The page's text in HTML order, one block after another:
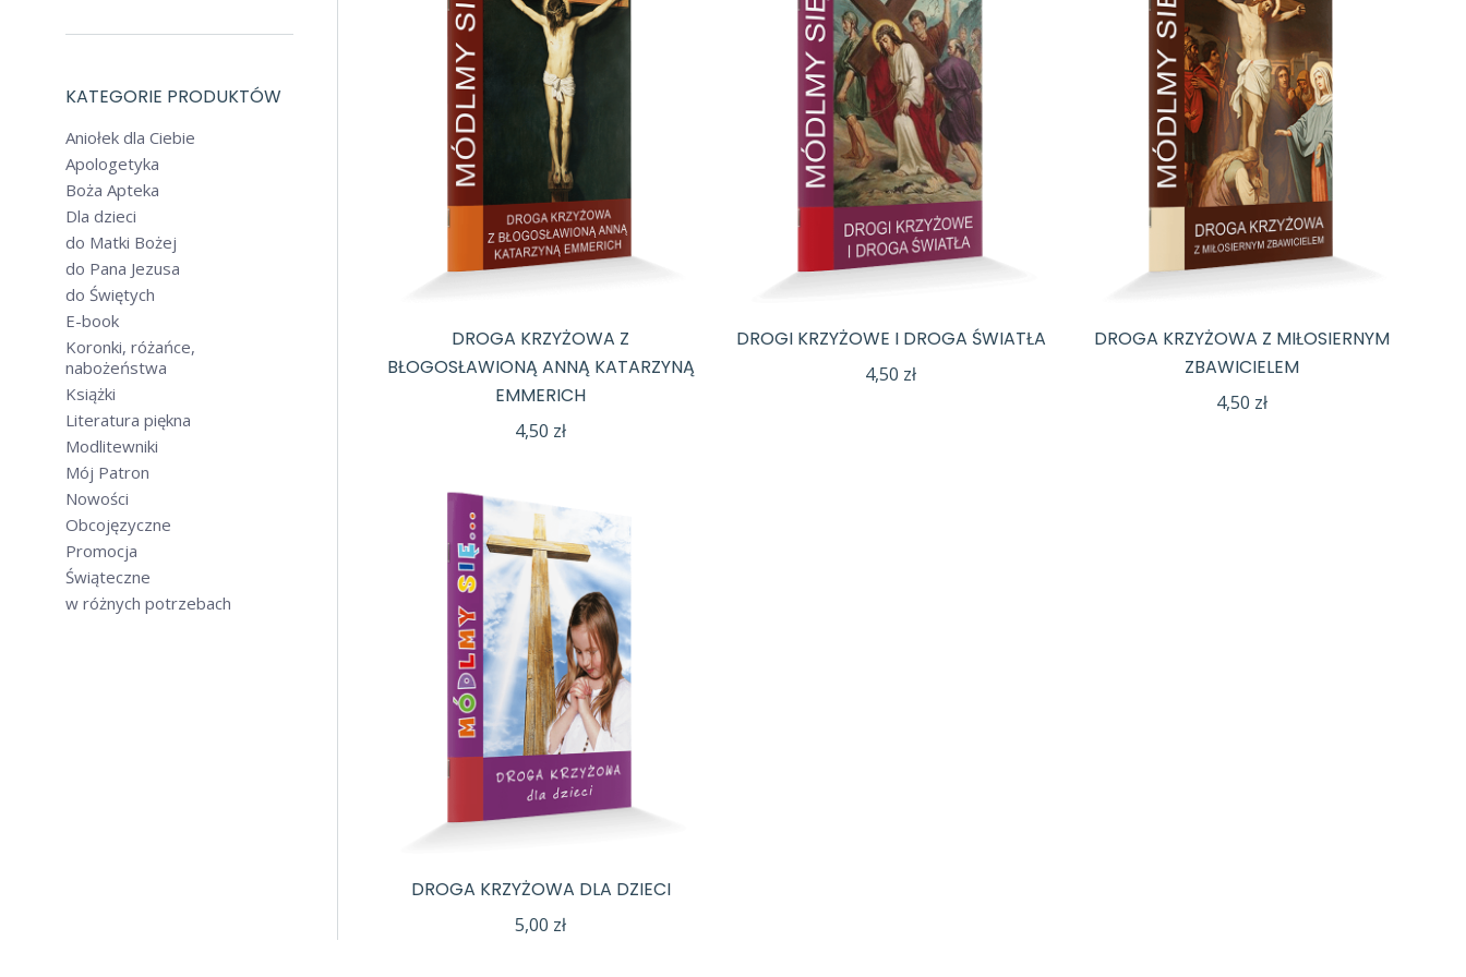
DROGA KRZYŻOWA Z
BŁOGOSŁAWIONĄ ANNĄ KATARZYNĄ
EMMERICH
4,50 zł
DROGI KRZYŻOWE I DROGA ŚWIATŁA
4,50 zł
DROGA KRZYŻOWA Z MIŁOSIERNYM
ZBAWICIELEM
4,50 zł
DROGA KRZYŻOWA DLA DZIECI
5,00 zł
KATEGORIE PRODUKTÓW
Aniołek dla Ciebie
Apologetyka
Boża Apteka
Dla dzieci
do Matki Bożej
do Pana Jezusa
do Świętych
E-book
Koronki, różańce,
nabożeństwa
Książki
Literatura piękna
Modlitewniki
Mój Patron
Nowości
Obcojęzyczne
Promocja
Świąteczne
w różnych potrzebach